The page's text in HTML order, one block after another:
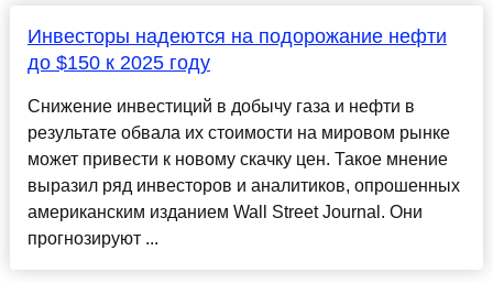
Инвесторы надеются на подорожание нефти
до $150 к 2025 году
Снижение инвестиций в добычу газа и нефти в
результате обвала их стоимости на мировом рынке
может привести к новому скачку цен. Такое мнение
выразил ряд инвесторов и аналитиков, опрошенных
американским изданием Wall Street Journal. Они
прогнозируют ...